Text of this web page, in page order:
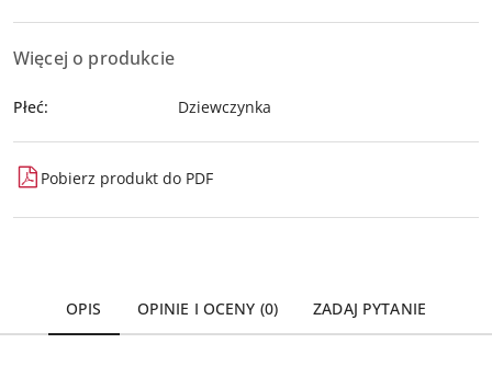
Więcej o produkcie
Płeć: Dziewczynka
Pobierz produkt do PDF
OPIS OPINIE I OCENY (0) ZADAJ PYTANIE